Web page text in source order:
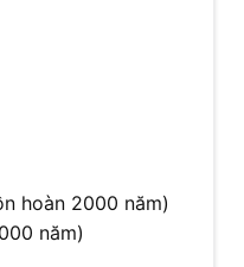
hoàn 2000 năm)
năm)